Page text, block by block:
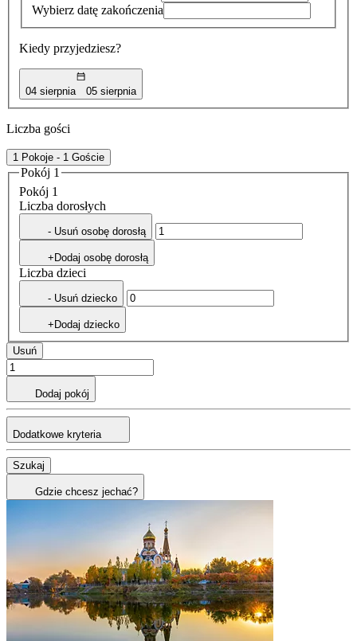
Wybierz datę zakończenia
Kiedy przyjedziesz?
04 sierpnia 05 sierpnia
Liczba gości
1 Pokoje - 1 Goście
Pokój 1
Pokój 1
Liczba dorosłych
- Usuń osobę dorosłą
+Dodaj osobę dorosłą
Liczba dzieci
- Usuń dziecko
+Dodaj dziecko
Usuń
Dodaj pokój
Dodatkowe kryteria
Szukaj
Gdzie chcesz jechać?